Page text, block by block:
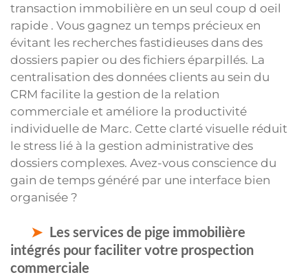
transaction immobilière en un seul coup d oeil
rapide . Vous gagnez un temps précieux en
évitant les recherches fastidieuses dans des
dossiers papier ou des fichiers éparpillés. La
centralisation des données clients au sein du
CRM facilite la gestion de la relation
commerciale et améliore la productivité
individuelle de Marc. Cette clarté visuelle réduit
le stress lié à la gestion administrative des
dossiers complexes. Avez-vous conscience du
gain de temps généré par une interface bien
organisée ?
Les services de pige immobilière
intégrés pour faciliter votre prospection
commerciale